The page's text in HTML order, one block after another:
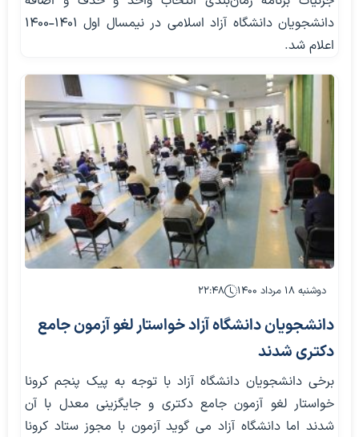
دانشجویان دانشگاه آزاد اسلامی در نیمسال اول ۱۴۰۱-۱۴۰۰
اعلام شد.
دوشنبه ۱۸ مرداد ۱۴۰۰ ۲۲:۴۸
دانشجویان دانشگاه آزاد خواستار لغو آزمون جامع
دکتری شدند
برخی دانشجویان دانشگاه آزاد با توجه به پیک پنجم کرونا
خواستار لغو آزمون جامع دکتری و جایگزینی معدل با آن
شدند اما دانشگاه آزاد می گوید آزمون با مجوز ستاد کرونا